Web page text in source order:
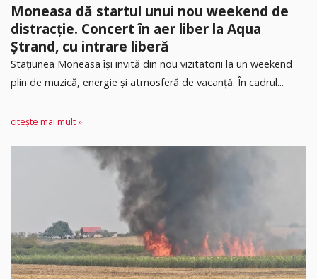
Moneasa dă startul unui nou weekend de
distracție. Concert în aer liber la Aqua
Ștrand, cu intrare liberă
Stațiunea Moneasa își invită din nou vizitatorii la un weekend
plin de muzică, energie și atmosferă de vacanță. În cadrul...
citește mai mult »